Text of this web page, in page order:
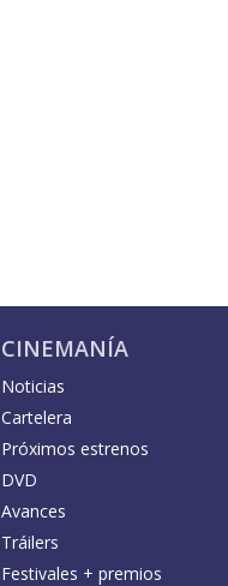
CINEMANÍA
Noticias
Cartelera
Próximos estrenos
DVD
Avances
Tráilers
Festivales + premios